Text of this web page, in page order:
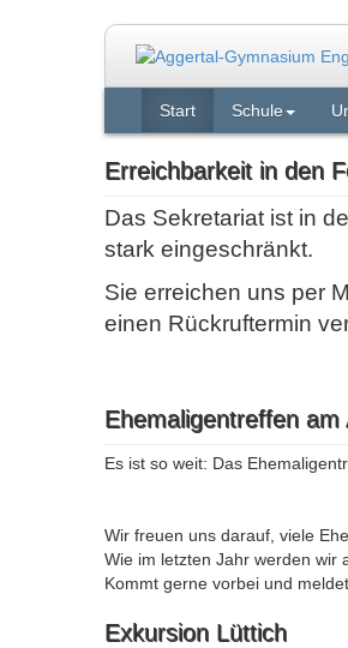
Start Schule
Erreichbarkeit in den
Das Sekretariat ist in
stark eingeschränkt.
Sie erreichen uns per
einen Rückruftermin
Ehemaligentreffen
Es ist so weit: Das
Wir freuen uns darauf, viele
Wie im letzten Jahr werden wir
Kommt gerne vorbei und
Exkursion Lüttich